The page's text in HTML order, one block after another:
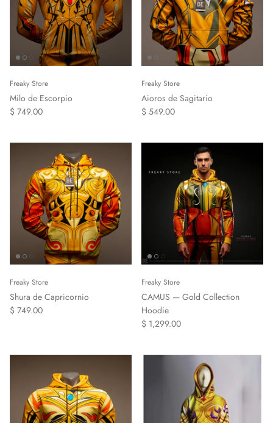
Freaky Store
Milo de Escorpio
$ 749.00
Freaky Store
Aioros de Sagitario
$ 549.00
Freaky Store
Shura de Capricornio
$ 749.00
Freaky Store
CAMUS — Gold Collection
Hoodie
$ 1,299.00